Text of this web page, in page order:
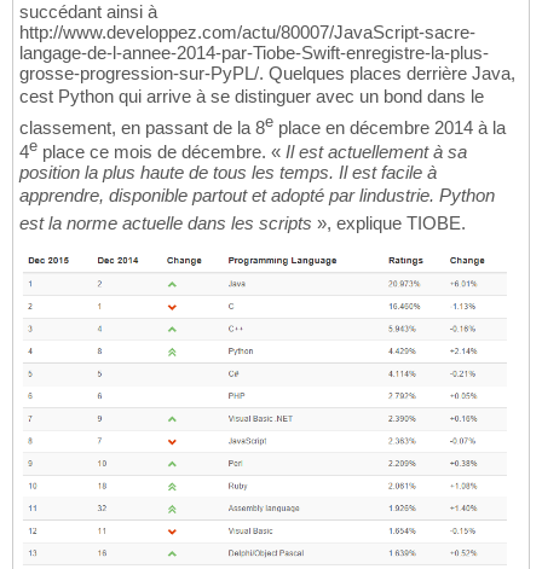
succédant ainsi à
http://www.developpez.com/actu/80007/JavaScript-sacre-
langage-de-l-annee-2014-par-Tiobe-Swift-enregistre-la-plus-
grosse-progression-sur-PyPL/. Quelques places derrière Java,
cest Python qui arrive à se distinguer avec un bond dans le
classement, en passant de la 8e place en décembre 2014 à la
4e place ce mois de décembre. « Il est actuellement à sa
position la plus haute de tous les temps. Il est facile à
apprendre, disponible partout et adopté par lindustrie. Python
est la norme actuelle dans les scripts », explique TIOBE.